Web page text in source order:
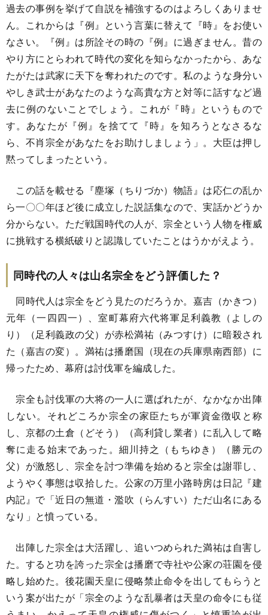
過去の事例を挙げて自説を補強するのはよろしくありませ
ん。これからは『例』という言葉に替えて『時』をお使い
なさい。『例』は所詮その時の『例』に過ぎません。昔の
やり方にとらわれて時代の変化を知らなかったから、あな
たがたは武家に天下を奪われたのです。私のような身分い
やしき武士があなたのような高貴な方と対等に話すなど過
去に例のないことでしょう。これが『時』というもので
す。あなたが『例』を捨てて『時』を知ろうとなさるな
ら、不肖宗全があなたをお助けしましょう」。大臣は押し
黙ってしまったという。
この話を載せる『塵塚（ちりづか）物語』は応仁の乱か
ら一〇〇年ほど後に成立した説話集なので、実話かどうか
分からない。ただ戦国時代の人が、宗全という人物を権威
に挑戦する横紙破りと認識していたことはうかがえよう。
同時代の人々は山名宗全をどう評価した？
同時代人は宗全をどう見たのだろうか。嘉吉（かきつ）
元年（一四四一）、室町幕府六代将軍足利義教（よしの
り）（足利義政の父）が赤松満祐（みつすけ）に暗殺され
た（嘉吉の変）。満祐は播磨国（現在の兵庫県南西部）に
帰ったため、幕府は討伐軍を編成した。
宗全も討伐軍の大将の一人に選ばれたが、なかなか出陣
しない。それどころか宗全の家臣たちが軍資金徴収と称
し、京都の土倉（どそう）（高利貸し業者）に乱入して略
奪に走る始末であった。細川持之（もちゆき）（勝元の
父）が激怒し、宗全を討つ準備を始めると宗全は謝罪し、
ようやく事態は収拾した。公家の万里小路時房は日記『建
内記』で「近日の無道・濫吹（らんすい）ただ山名にある
なり」と憤っている。
出陣した宗全は大活躍し、追いつめられた満祐は自害し
た。すると功を誇った宗全は播磨で寺社や公家の荘園を侵
略し始めた。後花園天皇に侵略禁止命令を出してもらうと
いう案が出たが「宗全のような乱暴者は天皇の命令にも従